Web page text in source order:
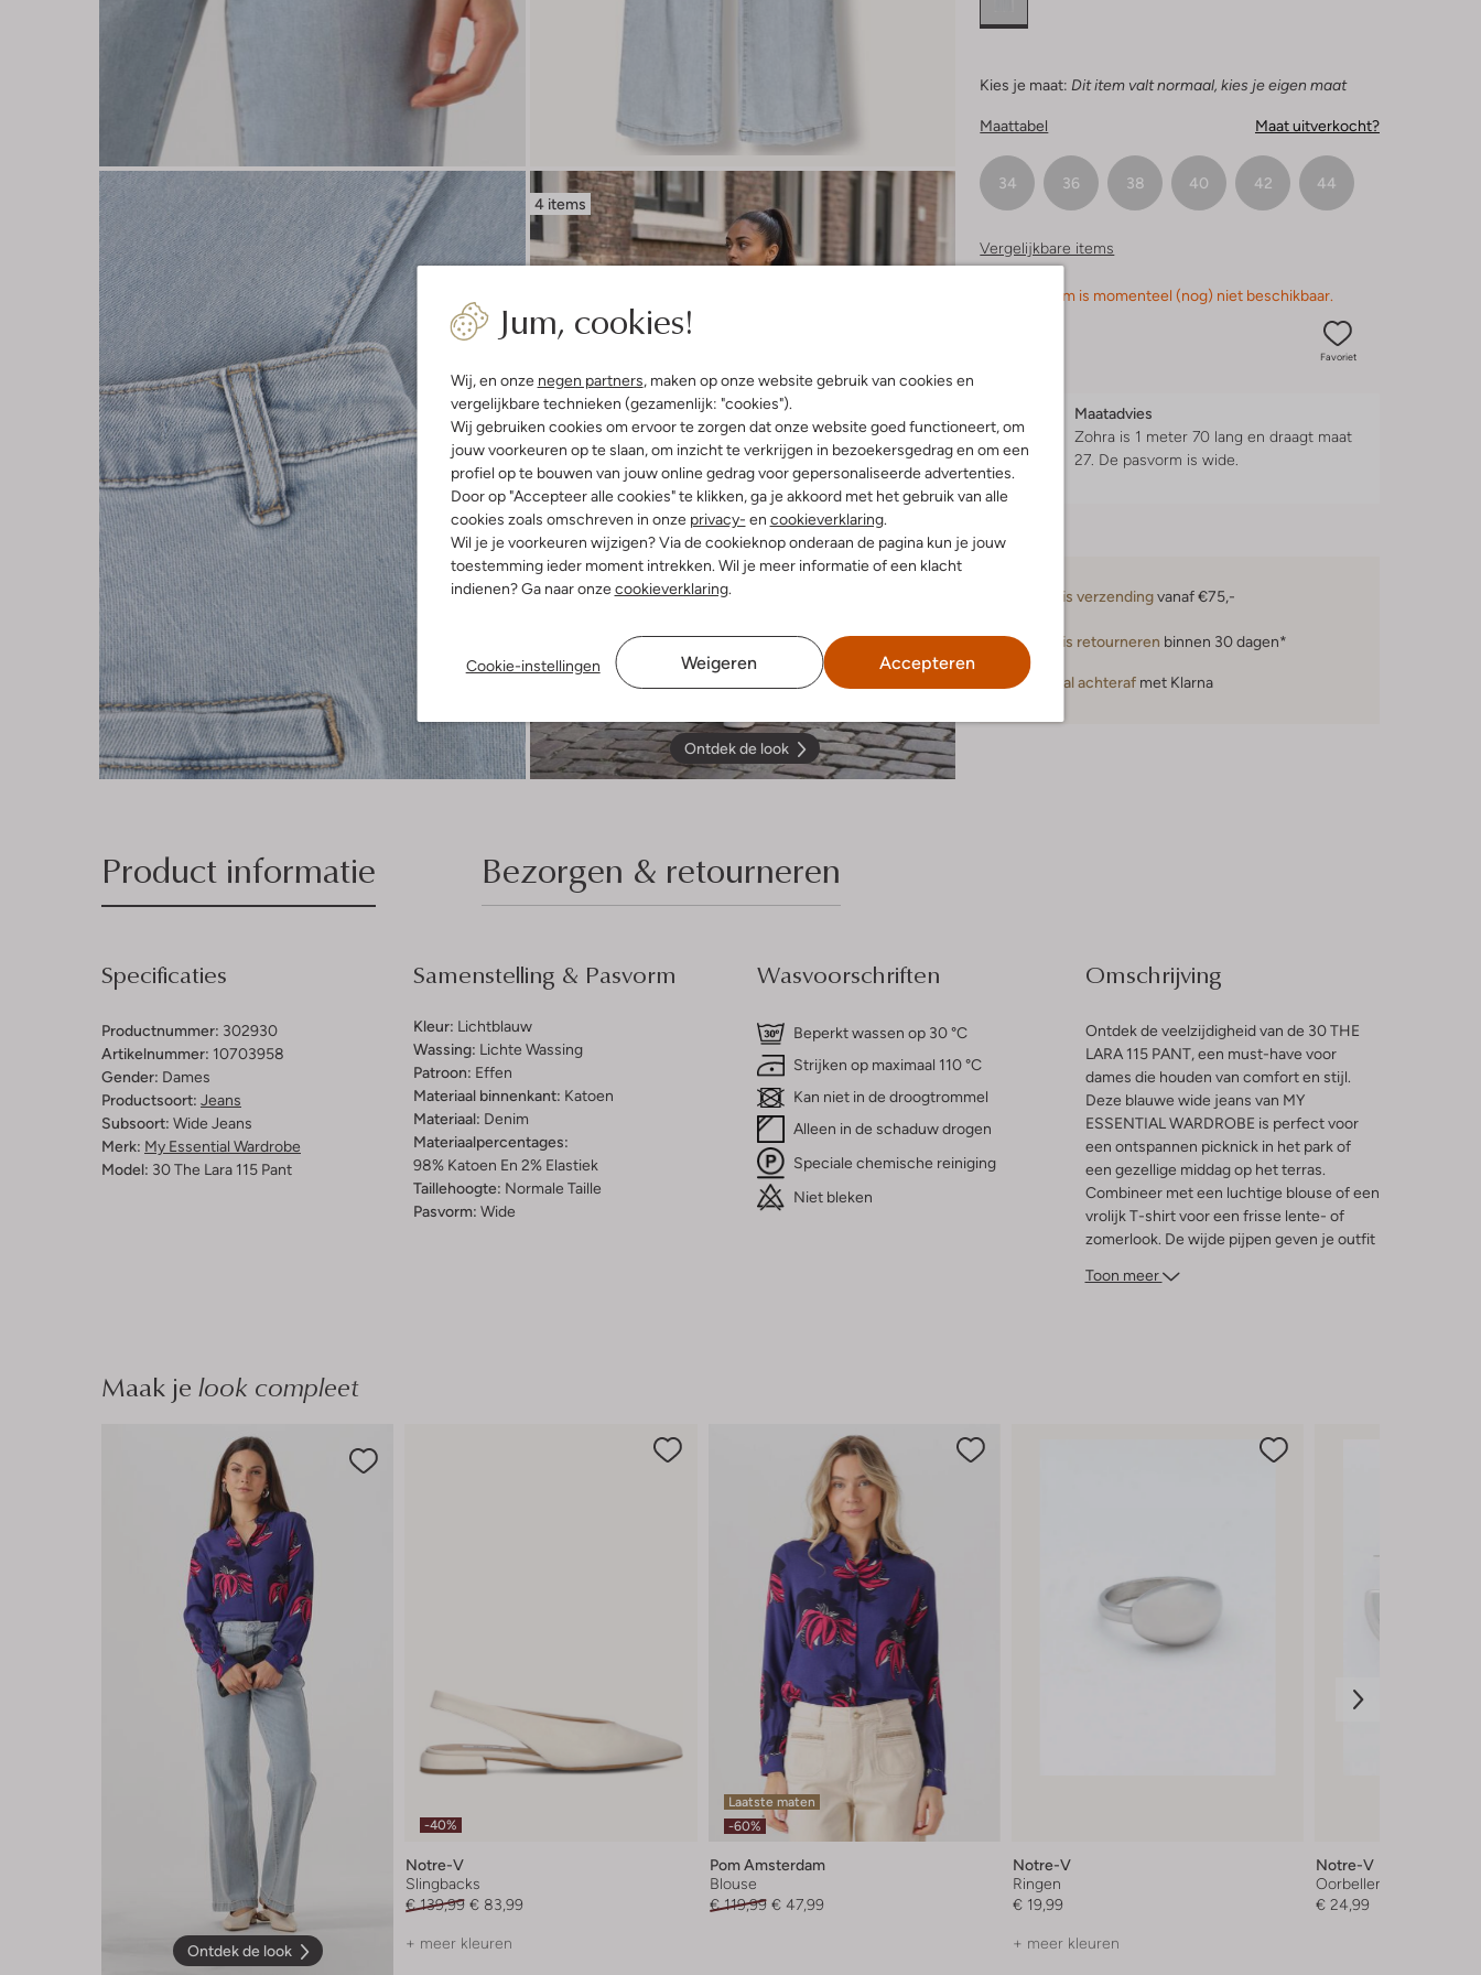
Jum, cookies!
Wij, en onze negen partners, maken op onze website gebruik van cookies en
vergelijkbare technieken (gezamenlijk: "cookies").
Wij gebruiken cookies om ervoor te zorgen dat onze website goed functioneert, om
jouw voorkeuren op te slaan, om inzicht te verkrijgen in bezoekersgedrag en om een
profiel op te bouwen van jouw online gedrag voor gepersonaliseerde advertenties.
Door op "Accepteer alle cookies" te klikken, ga je akkoord met het gebruik van alle
cookies zoals omschreven in onze privacy- en cookieverklaring.
Wil je je voorkeuren wijzigen? Via de cookieknop onderaan de pagina kun je jouw
toestemming ieder moment intrekken. Wil je meer informatie of een klacht
indienen? Ga naar onzecookieverklaring.
Cookie-instellingen Weigeren Accepteren
4 items
Ontdek de look
Kies je maat: Dit item valt normaal, kies je eigen maat
Maattabel Maat uitverkocht?
34 36 38 40 42 44
Vergelijkbare items
Sorry, dit item is momenteel (nog) niet beschikbaar.
Favoriet
Maatadvies
Zohra is 1 meter 70 lang en draagt maat
27. De pasvorm iswide.
Gratis verzendingvanaf €75,-
Gratis retourneren binnen 30 dagen*
Betaal achteraf met Klarna
Product informatie Bezorgen & retourneren
Specificaties
Productnummer: 302930
Artikelnummer: 10703958
Gender: Dames
Productsoort: Jeans
Subsoort: Wide Jeans
Merk: My Essential Wardrobe
Model: 30 The Lara 115 Pant
Samenstelling & Pasvorm
Kleur: Lichtblauw
Wassing: Lichte Wassing
Patroon: Effen
Materiaal binnenkant: Katoen
Materiaal: Denim
Materiaalpercentages:
98% Katoen En 2% Elastiek
Taillehoogte: Normale Taille
Pasvorm: Wide
Wasvoorschriften
Beperkt wassen op 30 °C
Strijken op maximaal 110 °C
Kan niet in de droogtrommel
Alleen in de schaduw drogen
Speciale chemische reiniging
Niet bleken
Omschrijving
Ontdek de veelzijdigheid van de 30 THE
LARA 115 PANT, een must-have voor
dames die houden van comfort en stijl.
Deze blauwe wide jeans van MY
ESSENTIAL WARDROBE is perfect voor
een ontspannen picknick in het park of
een gezellige middag op het terras.
Combineer met een luchtige blouse of een
vrolijk T-shirt voor een frisse lente- of
zomerlook. De wijde pijpen geven je outfit
heerlijk draagcomfort. Ideaal voor zonnige
Toon meer
Maak je look compleet
Ontdek de look
-40%
Notre-V
Slingbacks
€ 139,99 € 83,99
+ meer kleuren
Laatste maten
-60%
Pom Amsterdam
Blouse
€ 119,99 € 47,99
Notre-V
Ringen
€ 19,99
+ meer kleuren
Notre-V
Oorbellen
€ 24,99